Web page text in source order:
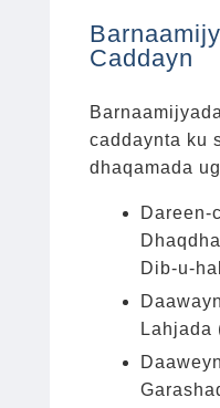
Caddayn
caddaynta ku
dhaqamada
Dareen-
Dib-u-
Lahjada